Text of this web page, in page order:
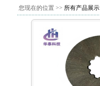
您现在的位置 >> 所有产品展示